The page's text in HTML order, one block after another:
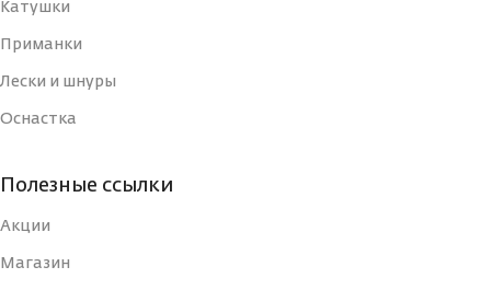
МАТЕРИАЛ
КОЛИЧЕСТВО КОЛЕЦ
КОЛИЧЕСТВО СЕКЦИЙ
Катушки
Приманки
Лески и шнуры
Оснастка
Полезные ссылки
Акции
Магазин